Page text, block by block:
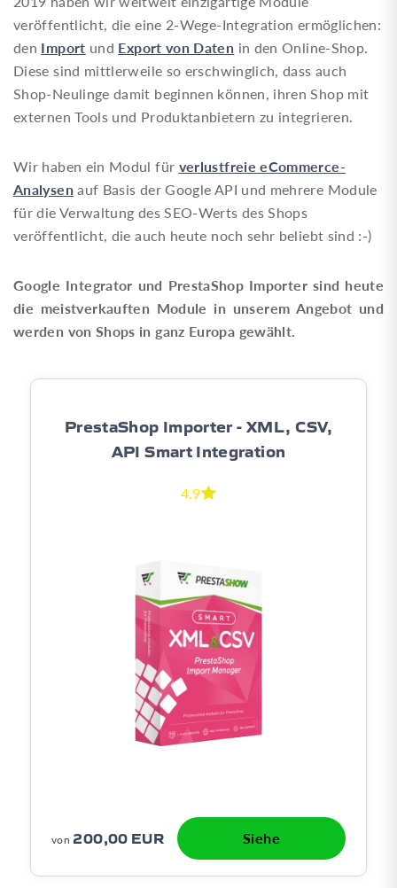
veröffentlicht, die eine 2-Wege-Integration ermöglichen:
den Import und Export von Daten in den Online-Shop.
Diese sind mittlerweile so erschwinglich, dass auch
Shop-Neulinge damit beginnen können, ihren Shop mit
externen Tools und Produktanbietern zu integrieren.
Wir haben ein Modul für verlustfreie eCommerce-
Analysenauf Basis der Google API und mehrere Module
für die Verwaltung des SEO-Werts des Shops
veröffentlicht, die auch heute noch sehr beliebt sind :-)
Google Integrator und PrestaShop Importer sind heute
die meistverkauften Module in unserem Angebot und
werden von Shops in ganz Europa gewählt.
PrestaShop Importer - XML, CSV,
API Smart Integration
4.9
von 200,00 EUR Siehe